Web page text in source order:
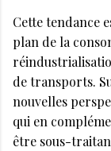
Cette tendance
plan de la
de transports.
nouvelles
qui en
être sous-